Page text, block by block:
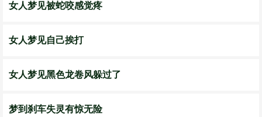
女人梦见被蛇咬感觉疼
女人梦见自己挨打
女人梦见黑色龙卷风躲过了
梦到刹车失灵有惊无险